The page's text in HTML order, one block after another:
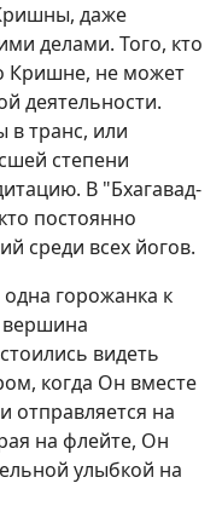
даже
делами. Того, кто
Кришне, не может
деятельности.
в транс, или
степени
В "Бхагавад-
постоянно
среди всех йогов.
горожанка к
вершина
видеть
когда Он вместе
отправляется на
на флейте, Он
улыбкой на